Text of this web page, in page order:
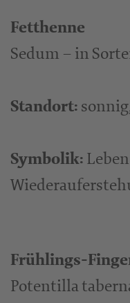
Fetthenne
Sedum – in
Standort:
Symbolik:
Frühlings-
Potentilla